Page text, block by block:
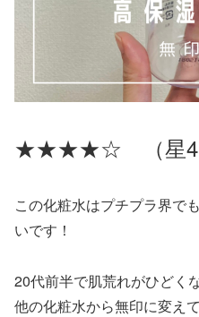
★★★★☆ （星4
この化粧水はプチプラ界で
いです！
20代前半で肌荒れがひどく
他の化粧水から無印に変え